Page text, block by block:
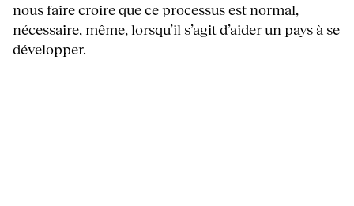
nous faire croire que ce processus est normal,
nécessaire, même, lorsqu’il s’agit d’aider un pays à se
développer.